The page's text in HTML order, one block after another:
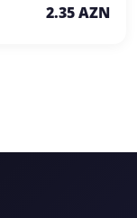
2.35 AZN